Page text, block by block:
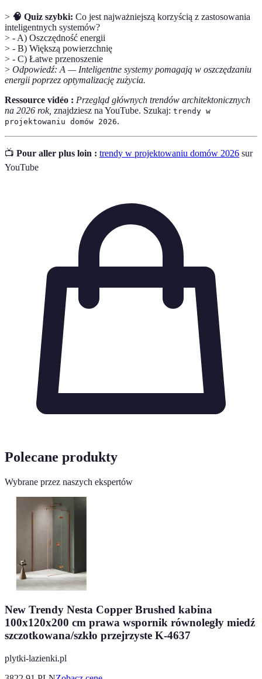
> 🧠 Quiz szybki: Co jest najważniejszą korzyścią z zastosowania
inteligentnych systemów?
> - A) Oszczędność energii
> - B) Większą powierzchnię
> - C) Łatwe przenoszenie
> Odpowiedź: A — Inteligentne systemy pomagają w oszczędzaniu
energii poprzez optymalizację zużycia.
Ressource vidéo : Przegląd głównych trendów architektonicznych
na 2026 rok, znajdziesz na YouTube. Szukaj: trendy w
projektowaniu domów 2026.
📺 Pour aller plus loin : trendy w projektowaniu domów 2026 sur
YouTube
Polecane produkty
Wybrane przez naszych ekspertów
New Trendy Nesta Copper Brushed kabina
100x120x200 cm prawa wspornik równoległy miedź
szczotkowana/szkło przejrzyste K-4637
plytki-lazienki.pl